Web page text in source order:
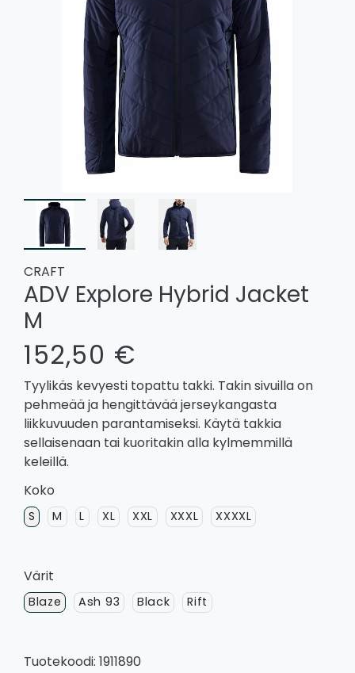
CRAFT
ADV Explore Hybrid Jacket
M
152,50 €
Tyylikäs kevyesti topattu takki. Takin sivuilla on
pehmeää ja hengittävää jerseykangasta
liikkuvuuden parantamiseksi. Käytä takkia
sellaisenaan tai kuoritakin alla kylmemmillä
keleillä.
Koko
S M L XL XXL XXXL XXXXL
Värit
Blaze Ash 93 Black Rift
Tuotekoodi: 1911890